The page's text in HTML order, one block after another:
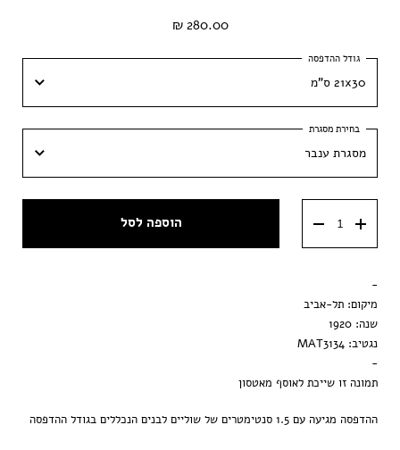
280.00 ₪
21x30 ס"מ
21x30 ס"מ
30x42 ס״מ
מסגרת ענבר
מסגרת וונגה
הדפסה בלבד
הוספה לסל
-
מיקום: תל-אביב
שנה: 1920
נגטיב: MAT3134
-
תמונה זו שייכת לאוסף מאטסון
ההדפסה מגיעה עם 1.5 סנטימטרים של שוליים לבנים הנכללים בגודל ההדפסה